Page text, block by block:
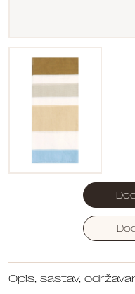
Opis, sastav,